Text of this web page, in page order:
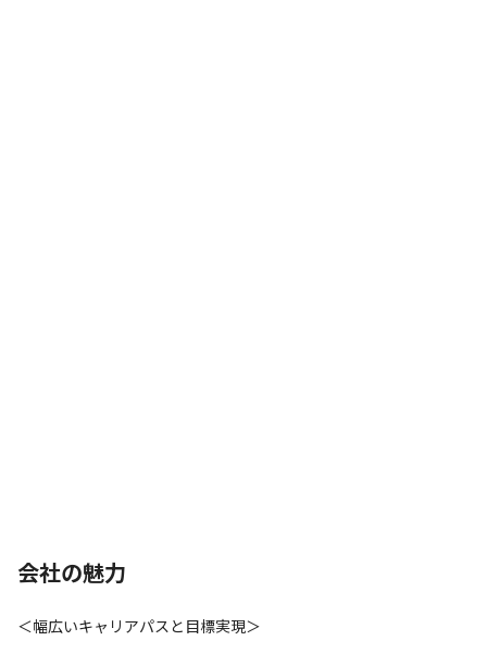
会社の魅力
＜幅広いキャリアパスと目標実現＞